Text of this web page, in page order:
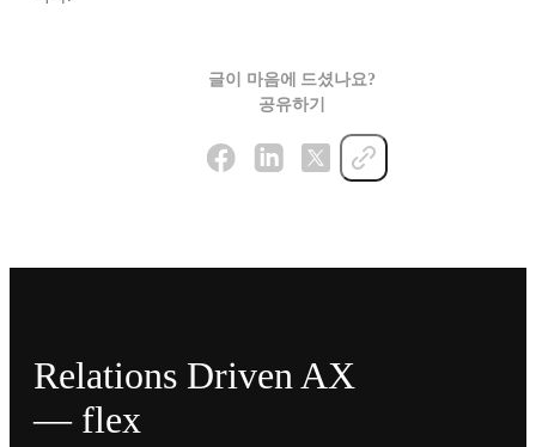
글이 마음에 드셨나요?
공유하기
Relations Driven AX
— flex